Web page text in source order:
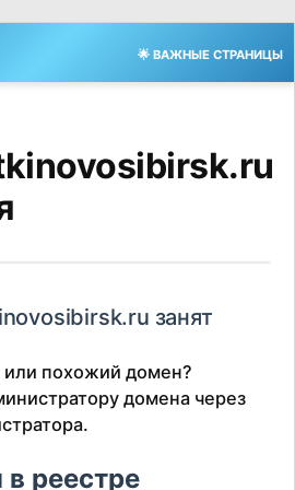
🌟 ВАЖНЫЕ СТРАНИЦЫ
занят
или похожий домен?
домена через
реестре